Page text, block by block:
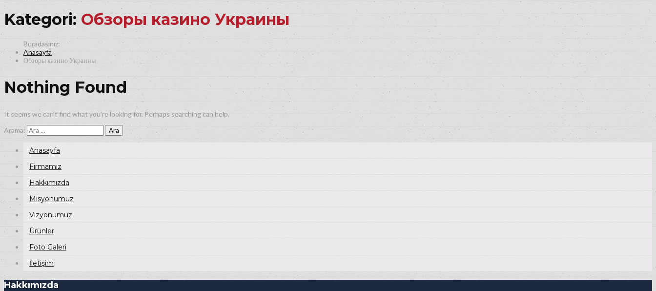
Kategori: Обзоры казино Украины
Anasayfa
Обзоры казино Украины
Nothing Found
It seems we can’t find what you’re looking for. Perhaps searching can help.
Arama:
Anasayfa
Firmamız
Hakkımızda
Misyonumuz
Vizyonumuz
Ürünler
Foto Galeri
İletişim
Hakkımızda